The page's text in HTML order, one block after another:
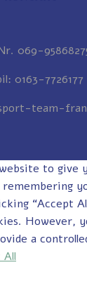
069-
0163-7726177
team-
to give
“Accept
However,
a
All